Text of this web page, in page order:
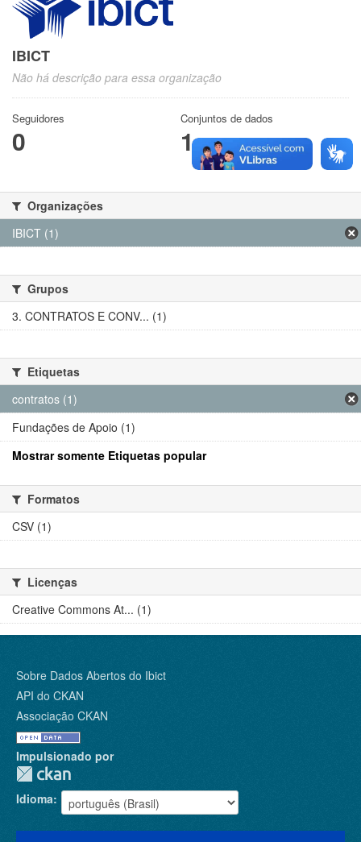
IBICT
Não há descrição para essa organização
Seguidores
0
Conjuntos de dados
1
Organizações
IBICT (1)
Grupos
3. CONTRATOS E CONV... (1)
Etiquetas
contratos (1)
Fundações de Apoio (1)
Mostrar somente Etiquetas popular
Formatos
CSV (1)
Licenças
Creative Commons At... (1)
Sobre Dados Abertos do Ibict
API do CKAN
Associação CKAN
Impulsionado por
Idioma